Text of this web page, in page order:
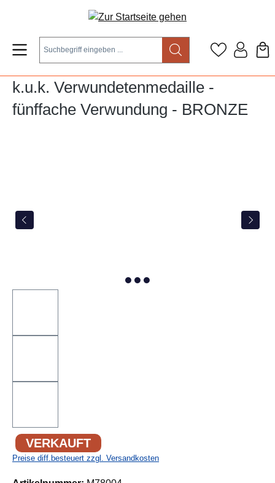
Zum Hauptinhalt springen
k.u.k. Verwundetenmedaille -
fünffache Verwundung - BRONZE
VERKAUFT
Preise diff.besteuert zzgl. Versandkosten